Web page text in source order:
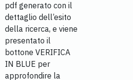
pdf generato con il
dettaglio dell’esito
della ricerca, e viene
presentato il
bottone VERIFICA
IN BLUE per
approfondire la